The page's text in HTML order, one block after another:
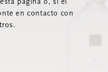
página o, si el
en contacto con